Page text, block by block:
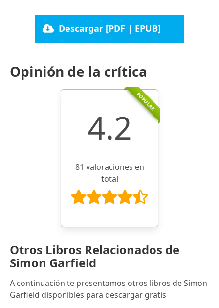
Descargar [PDF | EPUB]
Opinión de la crítica
POPULAR
4.2
81 valoraciones en
total
Otros Libros Relacionados de
Simon Garfield
A continuación te presentamos otros libros de Simon
Garfield disponibles para descargar gratis